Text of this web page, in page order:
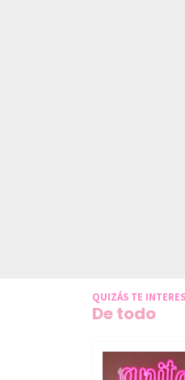
QUIZÁS TE
De todo